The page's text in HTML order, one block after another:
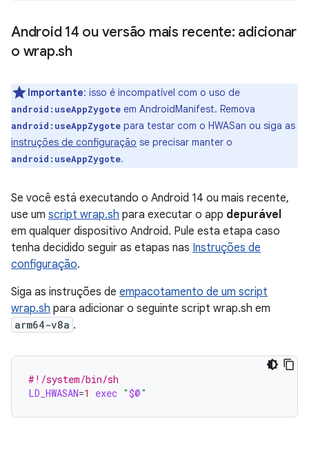
Android 14 ou versão mais recente: adicionar
o wrap.sh
Importante: isso é incompatível com o uso de
android:useAppZygote em AndroidManifest. Remova
android:useAppZygote para testar com o HWASan ou siga as
instruções de configuração se precisar manter o
android:useAppZygote.
Se você está executando o Android 14 ou mais recente,
use um script wrap.sh para executar o app depurável
em qualquer dispositivo Android. Pule esta etapa caso
tenha decidido seguir as etapas nas Instruções de
configuração.
Siga as instruções de empacotamento de um script
wrap.sh para adicionar o seguinte script wrap.sh em
arm64-v8a .
#!/system/bin/sh
LD_HWASAN=1 exec "$@"